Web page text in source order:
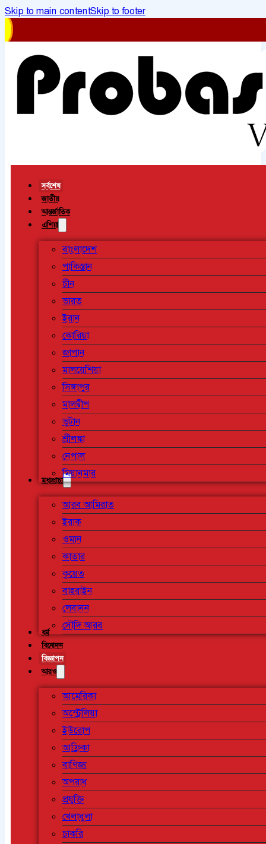
Skip to main contentSkip to footer
সর্বশেষ
জাতীয়
আন্তর্জাতিক
এশিয়া
বাংলাদেশ
পাকিস্তান
চীন
ভারত
ইরান
কোরিয়া
জাপান
মালয়েশিয়া
সিঙ্গাপুর
মালদ্বীপ
ভুটান
শ্রীলঙ্কা
নেপাল
মিয়ানমার
মধ্যপ্রাচ্য
আরব আমিরাত
ইরাক
ওমান
কাতার
কুয়েত
বাহরাইন
লেবানন
সৌদি আরব
ধর্ম
বিনোদন
বিজ্ঞাপন
আরও
আমেরিকা
অস্ট্রেলিয়া
ইউরোপ
আফ্রিকা
বাণিজ্য
অপরাধ
প্রযুক্তি
খেলাধুলা
চাকরি